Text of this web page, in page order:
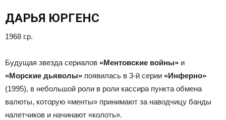
ДАРЬЯ ЮРГЕНС
1968 г.р.
Будущая звезда сериалов «Ментовские войны» и
«Морские дьяволы» появилась в 3-й серии «Инферно»
(1995), в небольшой роли в роли кассира пункта обмена
валюты, которую «менты» принимают за наводчицу банды
налетчиков и начинают «колоть».